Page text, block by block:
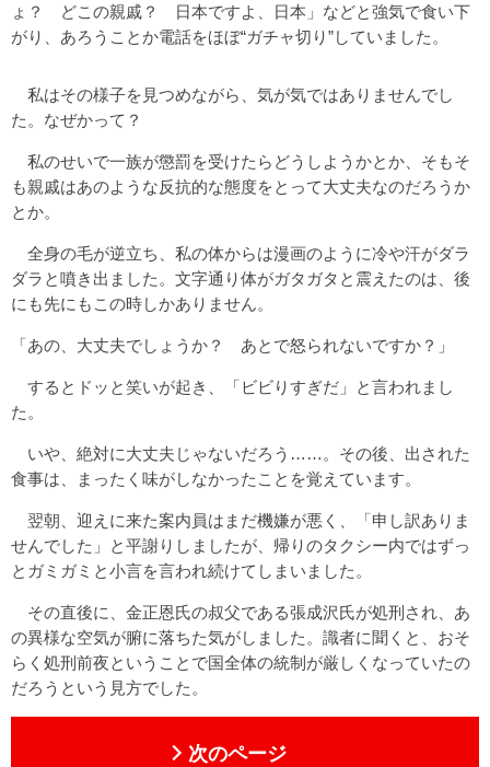
ょ？ どこの親戚？ 日本ですよ、日本」などと強気で食い下
がり、あろうことか電話をほぼ“ガチャ切り”していました。
私はその様子を見つめながら、気が気ではありませんでし
た。なぜかって？
私のせいで一族が懲罰を受けたらどうしようかとか、そもそ
も親戚はあのような反抗的な態度をとって大丈夫なのだろうか
とか。
全身の毛が逆立ち、私の体からは漫画のように冷や汗がダラ
ダラと噴き出ました。文字通り体がガタガタと震えたのは、後
にも先にもこの時しかありません。
「あの、大丈夫でしょうか？ あとで怒られないですか？」
するとドッと笑いが起き、「ビビりすぎだ」と言われまし
た。
いや、絶対に大丈夫じゃないだろう……。その後、出された
食事は、まったく味がしなかったことを覚えています。
翌朝、迎えに来た案内員はまだ機嫌が悪く、「申し訳ありま
せんでした」と平謝りしましたが、帰りのタクシー内ではずっ
とガミガミと小言を言われ続けてしまいました。
その直後に、金正恩氏の叔父である張成沢氏が処刑され、あ
の異様な空気が腑に落ちた気がしました。識者に聞くと、おそ
らく処刑前夜ということで国全体の統制が厳しくなっていたの
だろうという見方でした。
次のページ